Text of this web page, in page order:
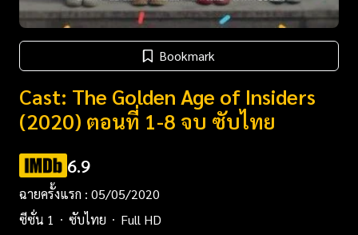
Bookmark
Cast: The Golden Age of Insiders
(2020) ตอนที่ 1-8 จบ ซับไทย
6.9
ฉายครั้งแรก : 05/05/2020
ซีซั่น 1
ซับไทย
Full HD